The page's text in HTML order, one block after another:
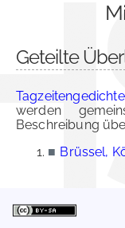
Geteilte
Tagzeitengedichte
werden
Beschreibung
■ Brüssel,